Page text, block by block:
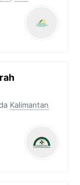
Kalimantan